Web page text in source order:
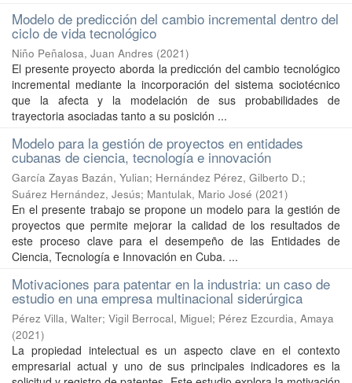
Modelo de predicción del cambio incremental dentro del
ciclo de vida tecnológico
Niño Peñalosa, Juan Andres (2021)
El presente proyecto aborda la predicción del cambio tecnológico
incremental mediante la incorporación del sistema sociotécnico
que la afecta y la modelación de sus probabilidades de
trayectoria asociadas tanto a su posición ...
Modelo para la gestión de proyectos en entidades
cubanas de ciencia, tecnología e innovación
García Zayas Bazán, Yulian; Hernández Pérez, Gilberto D.;
Suárez Hernández, Jesús; Mantulak, Mario José (2021)
En el presente trabajo se propone un modelo para la gestión de
proyectos que permite mejorar la calidad de los resultados de
este proceso clave para el desempeño de las Entidades de
Ciencia, Tecnología e Innovación en Cuba. ...
Motivaciones para patentar en la industria: un caso de
estudio en una empresa multinacional siderúrgica
Pérez Villa, Walter; Vigil Berrocal, Miguel; Pérez Ezcurdia, Amaya
(2021)
La propiedad intelectual es un aspecto clave en el contexto
empresarial actual y uno de sus principales indicadores es la